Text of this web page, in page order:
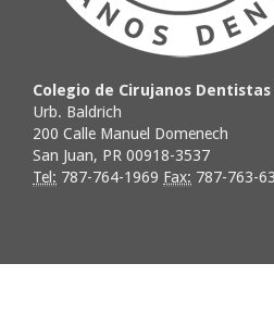
Colegio de Cirujanos
Urb. Baldrich
200 Calle Manuel Domenech
San Juan, PR 00918-3537
Tel: 787-764-1969 Fax: 787-763-